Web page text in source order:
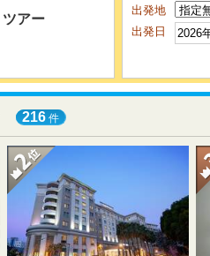
ツアー
出発地
出発日
216 件